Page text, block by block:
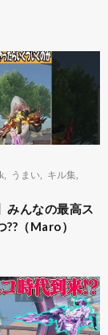
うまい キル集
みんなの最高ス
??（Maro）